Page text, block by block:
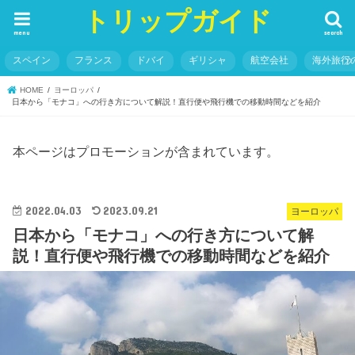
トリップガイド search
menu
スペイン フランス ドバイ ギリシャ 航空会社 海外旅行
HOME
ヨーロッパ
日本から「モナコ」への行き方について解説！直行便や飛行機での移動時間などを紹介
本ページはプロモーションが含まれています。
ヨーロッパ
2022.04.03 2023.09.21
日本から「モナコ」への行き方について解
説！直行便や飛行機での移動時間などを紹介